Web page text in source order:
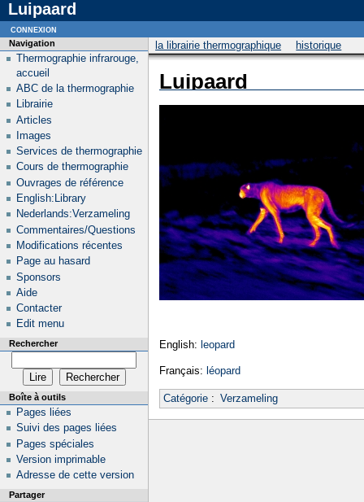
Luipaard
la librairie thermographique historique
Luipaard
English: leopard
Français: léopard
Catégorie: Verzameling
Navigation
Thermographie infrarouge,
accueil
ABC de la thermographie
Librairie
Articles
Images
Services de thermographie
Cours de thermographie
Ouvrages de référence
English:Library
Nederlands:Verzameling
Commentaires/Questions
Modifications récentes
Page au hasard
Sponsors
Aide
Contacter
Edit menu
Rechercher
Boîte à outils
Pages liées
Suivi des pages liées
Pages spéciales
Version imprimable
Adresse de cette version
Partager
connexion